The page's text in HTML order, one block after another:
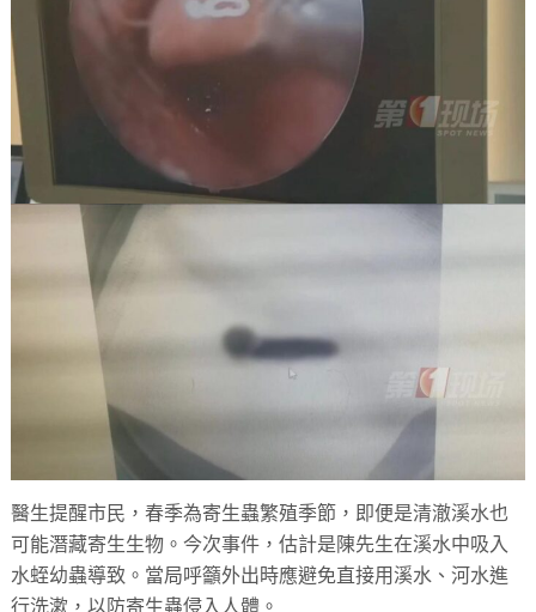
醫生提醒市民，春季為寄生蟲繁殖季節，即便是清澈溪水也
可能潛藏寄生生物。今次事件，估計是陳先生在溪水中吸入
水蛭幼蟲導致。當局呼籲外出時應避免直接用溪水、河水進
行洗漱，以防寄生蟲侵入人體。